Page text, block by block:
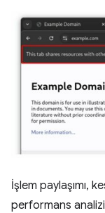
İşlem paylaşımı,
performans